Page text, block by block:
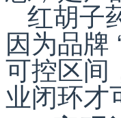
红胡子
因为品牌
可控区间
业闭环才